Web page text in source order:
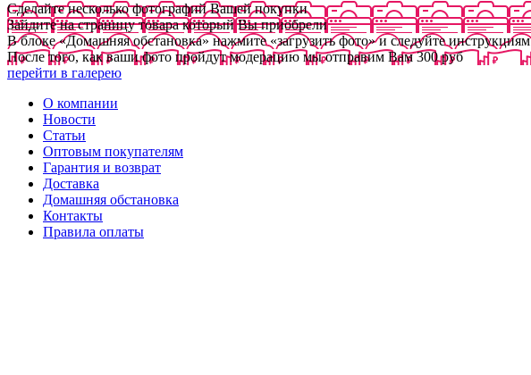
Сделайте несколько фотографий Вашей покупки
Зайдите на страницу товара который Вы приобрели
В блоке «Домашняя обстановка» нажмите «загрузить фото» и следуйте инструкциям
После того, как ваши фото пройдут модерацию мы отправим Вам 300 руб
перейти в галерею
О компании
Новости
Статьи
Оптовым покупателям
Гарантия и возврат
Доставка
Домашняя обстановка
Контакты
Правила оплаты